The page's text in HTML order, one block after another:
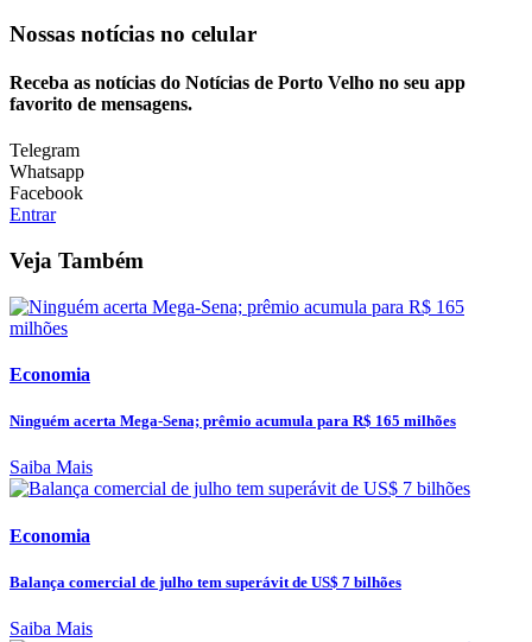
Nossas notícias no celular
Receba as notícias do Notícias de Porto Velho no seu app
favorito de mensagens.
Telegram
Whatsapp
Facebook
Entrar
Veja Também
Economia
Ninguém acerta Mega-Sena; prêmio acumula para R$ 165 milhões
Saiba Mais
Economia
Balança comercial de julho tem superávit de US$ 7 bilhões
Saiba Mais